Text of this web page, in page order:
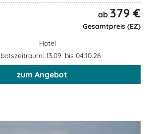
ab 379 €
Gesamtpreis (EZ)
Hotel
13.09. bis 04.10.26
zum Angebot